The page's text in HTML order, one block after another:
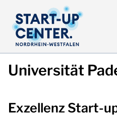
Universität
Exzellenz Start-